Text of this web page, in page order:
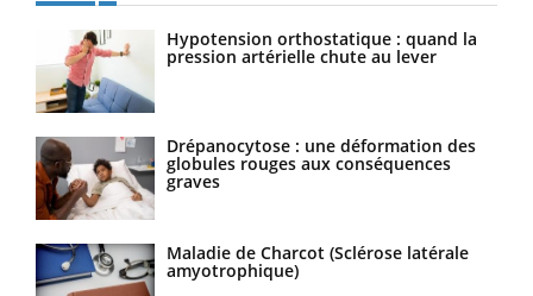
Hypotension orthostatique : quand la
pression artérielle chute au lever
Drépanocytose : une déformation des
globules rouges aux conséquences
graves
Maladie de Charcot (Sclérose latérale
amyotrophique)